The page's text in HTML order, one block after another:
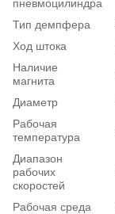
пневмоцилиндра
Тип демпфера
Ход штока
Наличие
магнита
Диаметр
Рабочая
температура
Диапазон
рабочих
скоростей
Рабочая среда